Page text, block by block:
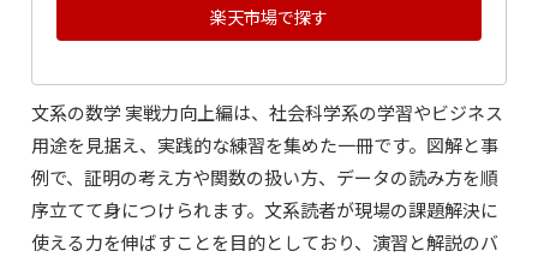
楽天市場で探す
文系の数学 実戦力向上編は、社会科学系の学習やビジネス
用途を見据え、実践的な練習を集めた一冊です。図解と事
例で、証明の考え方や関数の扱い方、データの読み方を順
序立てて身につけられます。文系読者が現場の課題解決に
使える力を伸ばすことを目的としており、演習と解説のバ